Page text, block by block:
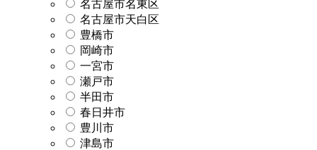
名古屋市名東区
名古屋市天白区
豊橋市
岡崎市
一宮市
瀬戸市
半田市
春日井市
豊川市
津島市